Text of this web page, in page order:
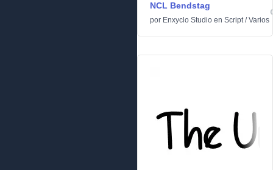
NCL Bendstag
por Enxyclo Studio en Script/Varios